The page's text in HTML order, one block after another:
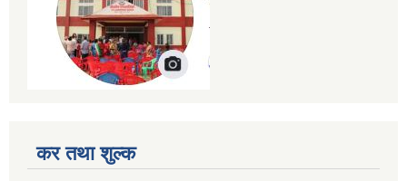
कर तथा शुल्क